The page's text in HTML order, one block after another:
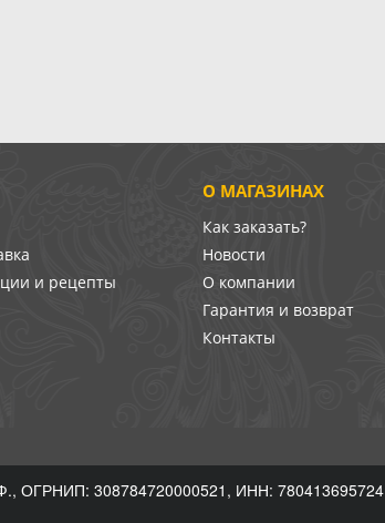
О МАГАЗИНАХ
Как заказать?
Новости
О компании
Гарантия и возврат
Контакты
и рецепты
ОГРНИП: 308784720000521, ИНН: 780413695724